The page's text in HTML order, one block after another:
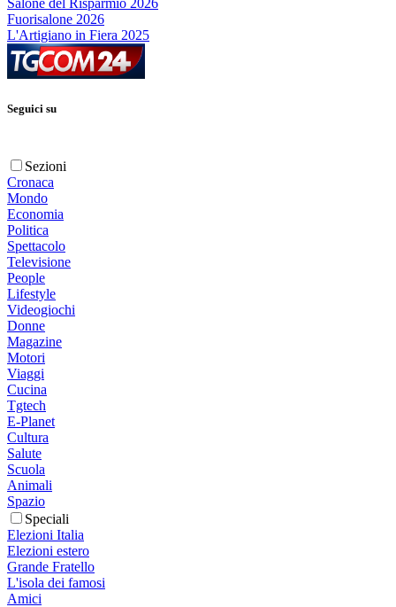
Fuorisalone 2026
L'Artigiano in Fiera 2025
Seguici su
Sezioni
Cronaca
Mondo
Economia
Politica
Spettacolo
Televisione
People
Lifestyle
Videogiochi
Donne
Magazine
Motori
Viaggi
Cucina
Tgtech
E-Planet
Cultura
Salute
Scuola
Animali
Spazio
Speciali
Elezioni Italia
Elezioni estero
Grande Fratello
L'isola dei famosi
Amici